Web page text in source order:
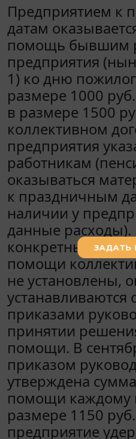
Предприятием к
датам
помощь бывшим
предприятия
1) ко дню
размере 1000
в размере 1500
коллективном
предприятия
работникам
оказываться
к праздничным
наличии у
данные расходы).
конкретные
помощи
не установлены,
приказами
принятии
помощи. В
приказом
утверждена
помощи каждому
размере 1150
предприятие